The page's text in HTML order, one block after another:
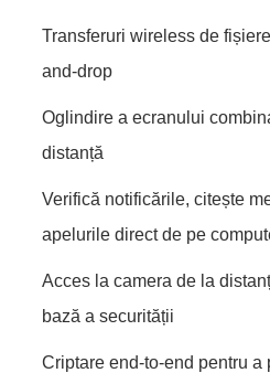
Transferuri wireless de
and-drop
Oglindire a ecranului
distanță
Verifică notificările, citește
apelurile direct de pe
Acces la camera de la
bază a securității
Criptare end-to-end pentru a